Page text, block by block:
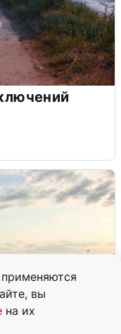
вы
на их